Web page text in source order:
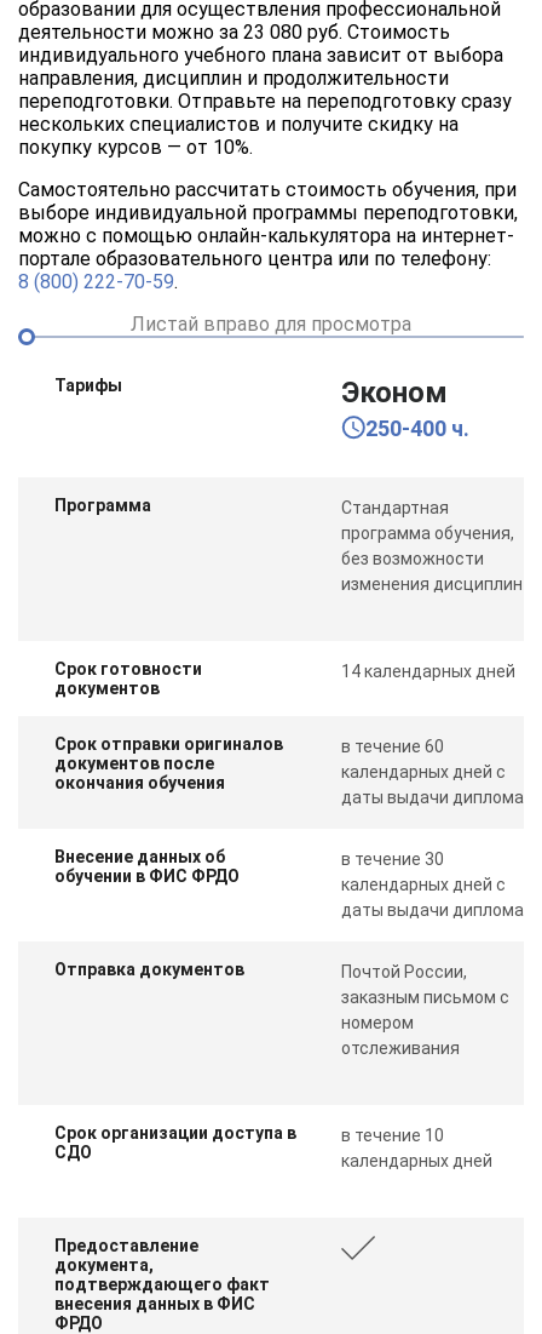
образовании для осуществления профессиональной
деятельности можно за 23 080 руб. Стоимость
индивидуального учебного плана зависит от выбора
направления, дисциплин и продолжительности
переподготовки. Отправьте на переподготовку сразу
нескольких специалистов и получите скидку на
покупку курсов — от 10%.
Самостоятельно рассчитать стоимость обучения, при
выборе индивидуальной программы переподготовки,
можно с помощью онлайн-калькулятора на интернет-
портале образовательного центра или по телефону:
8 (800) 222-70-59.
Листай вправо для просмотра
Тарифы Эконом
250-400 ч.
Программа
Стандартная
программа обучения,
без возможности
изменения дисциплин
Срок готовности
документов
14 календарных дней
Срок отправки оригиналов
документов после
окончания обучения
в течение 60
календарных дней с
даты выдачи диплома
Внесение данных об
обучении в ФИС ФРДО
в течение 30
календарных дней с
даты выдачи диплома
Отправка документов
Почтой России,
заказным письмом с
номером
отслеживания
Срок организации доступа в
СДО
в течение 10
календарных дней
Предоставление
документа,
подтверждающего факт
внесения данных в ФИС
ФРДО